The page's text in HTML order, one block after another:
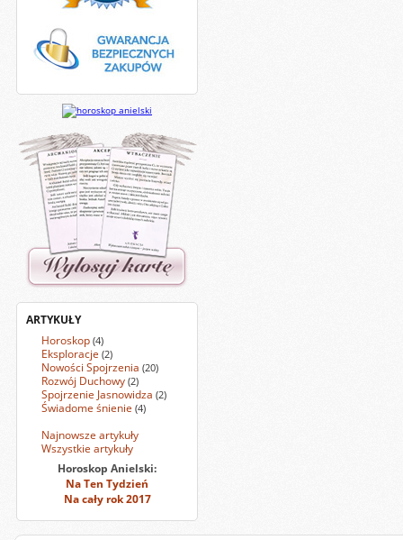
ARTYKUŁY
Horoskop (4)
Eksploracje (2)
Nowości Spojrzenia (20)
Rozwój Duchowy (2)
Spojrzenie Jasnowidza (2)
Świadome śnienie (4)
Najnowsze artykuły
Wszystkie artykuły
Horoskop Anielski:
Na Ten Tydzień
Na cały rok 2017